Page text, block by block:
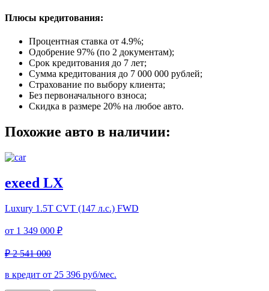
Плюсы кредитования:
Процентная ставка от 4.9%;
Одобрение 97% (по 2 документам);
Срок кредитования до 7 лет;
Сумма кредитования до 7 000 000 рублей;
Страхование по выбору клиента;
Без первоначального взноса;
Скидка в размере 20% на любое авто.
Похожие авто в наличии:
exeed LX
Luxury 1.5T CVT (147 л.с.) FWD
от 1 349 000 ₽
₽ 2 541 000
в кредит от 25 396 руб/мес.